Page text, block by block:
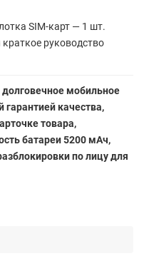
SIM-карт — 1 шт.
руководство
мобильное
гарантией качества,
товара,
батареи 5200 мАч,
по лицу для